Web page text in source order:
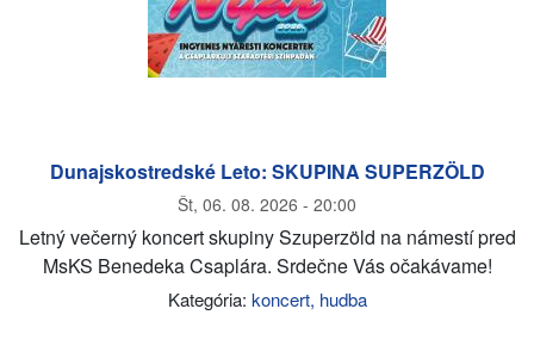
Dunajskostredské Leto: SKUPINA SUPERZÖLD
Št, 06. 08. 2026 - 20:00
Letný večerný koncert skupiny Szuperzöld na námestí pred
MsKS Benedeka Csaplára. Srdečne Vás očakávame!
Kategória: koncert, hudba